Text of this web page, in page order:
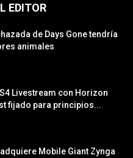
EDITOR
de Days Gone tendría
animales
Livestream con Horizon
fijado para principios...
Mobile Giant Zynga